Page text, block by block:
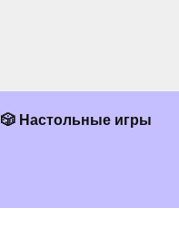
🎲 Настольные игры